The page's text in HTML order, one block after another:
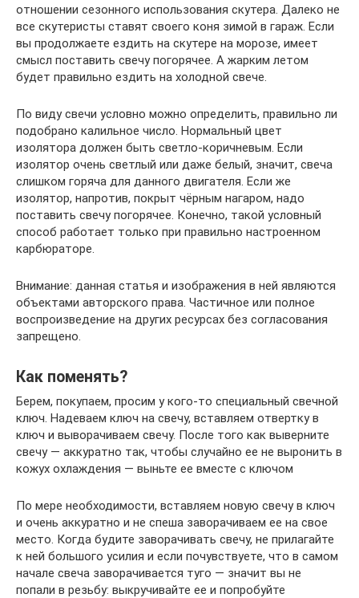
отношении сезонного использования скутера. Далеко не
все скутеристы ставят своего коня зимой в гараж. Если
вы продолжаете ездить на скутере на морозе, имеет
смысл поставить свечу погорячее. А жарким летом
будет правильно ездить на холодной свече.
По виду свечи условно можно определить, правильно ли
подобрано калильное число. Нормальный цвет
изолятора должен быть светло-коричневым. Если
изолятор очень светлый или даже белый, значит, свеча
слишком горяча для данного двигателя. Если же
изолятор, напротив, покрыт чёрным нагаром, надо
поставить свечу погорячее. Конечно, такой условный
способ работает только при правильно настроенном
карбюраторе.
Внимание: данная статья и изображения в ней являются
объектами авторского права. Частичное или полное
воспроизведение на других ресурсах без согласования
запрещено.
Как поменять?
Берем, покупаем, просим у кого-то специальный свечной
ключ. Надеваем ключ на свечу, вставляем отвертку в
ключ и выворачиваем свечу. После того как выверните
свечу — аккуратно так, чтобы случайно ее не выронить в
кожух охлаждения — выньте ее вместе с ключом
По мере необходимости, вставляем новую свечу в ключ
и очень аккуратно и не спеша заворачиваем ее на свое
место. Когда будите заворачивать свечу, не прилагайте
к ней большого усилия и если почувствуете, что в самом
начале свеча заворачивается туго — значит вы не
попали в резьбу: выкручивайте ее и попробуйте